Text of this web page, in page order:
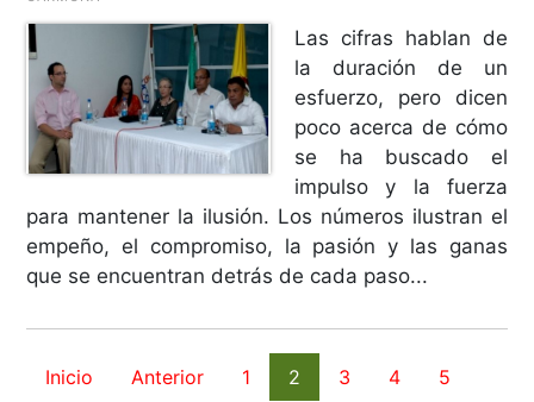
Las cifras hablan de
la duración de un
esfuerzo, pero dicen
poco acerca de cómo
se ha buscado el
impulso y la fuerza
para mantener la ilusión. Los números ilustran el
empeño, el compromiso, la pasión y las ganas
que se encuentran detrás de cada paso...
Inicio Anterior 1 2 3 4 5